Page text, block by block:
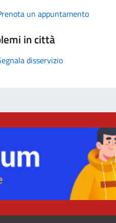
un appuntamento
in città
disservizio